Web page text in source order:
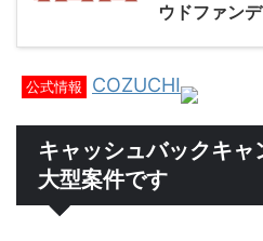
ウドファン
公式情報 COZUCHI
キャッシュバックキャ
大型案件です